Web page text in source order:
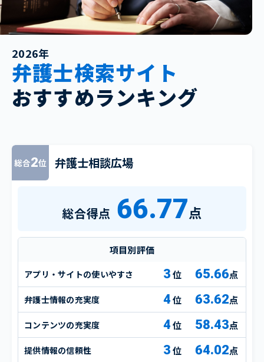
2026年
弁護士検索サイト
おすすめランキング
総合2位 弁護士相談広場
総合得点 66.77点
項目別評価
アプリ・サイトの使いやすさ 3 65.66点
弁護士情報の充実度 4 63.62点
コンテンツの充実度 4 58.43点
提供情報の信頼性 3 64.02点